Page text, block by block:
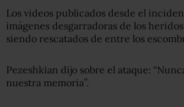
Los videos publicados desde el
imágenes desgarradoras de los
siendo rescatados de entre los
Pezeshkian dijo sobre el ataque:
nuestra memoria”.